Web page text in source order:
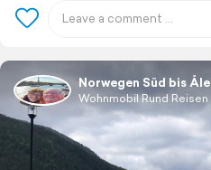
Norwegen Süd bis
Wohnmobil Rund Reisen